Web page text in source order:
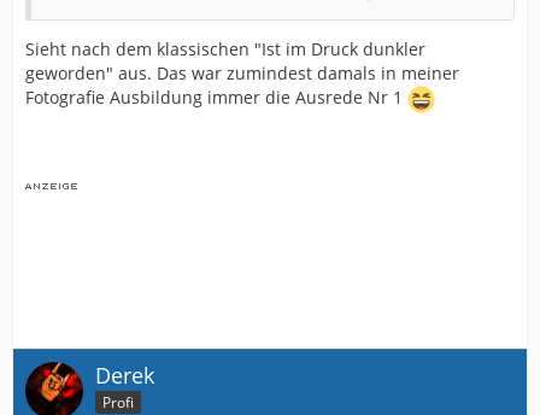
Sieht nach dem klassischen "Ist im Druck dunkler
geworden" aus. Das war zumindest damals in meiner
Fotografie Ausbildung immer die Ausrede Nr 1
Derek
Profi